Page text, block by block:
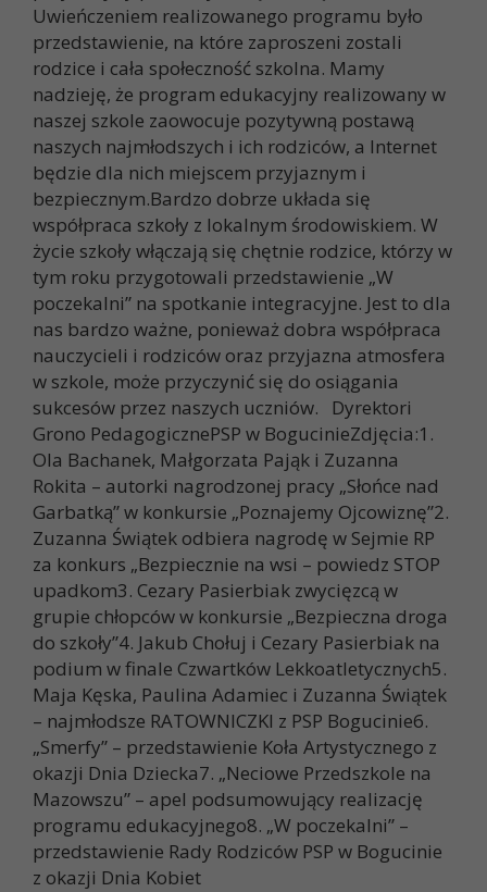
Uwieńczeniem realizowanego programu było
przedstawienie, na które zaproszeni zostali
rodzice i cała społeczność szkolna. Mamy
nadzieję, że program edukacyjny realizowany w
naszej szkole zaowocuje pozytywną postawą
naszych najmłodszych i ich rodziców, a Internet
będzie dla nich miejscem przyjaznym i
bezpiecznym.Bardzo dobrze układa się
współpraca szkoły z lokalnym środowiskiem. W
życie szkoły włączają się chętnie rodzice, którzy w
tym roku przygotowali przedstawienie „W
poczekalni” na spotkanie integracyjne. Jest to dla
nas bardzo ważne, ponieważ dobra współpraca
nauczycieli i rodziców oraz przyjazna atmosfera
w szkole, może przyczynić się do osiągania
sukcesów przez naszych uczniów. Dyrektori
Grono PedagogicznePSP w BogucinieZdjęcia:1.
Ola Bachanek, Małgorzata Pająk i Zuzanna
Rokita – autorki nagrodzonej pracy „Słońce nad
Garbatką” w konkursie „Poznajemy Ojcowiznę”2.
Zuzanna Świątek odbiera nagrodę w Sejmie RP
za konkurs „Bezpiecznie na wsi – powiedz STOP
upadkom3. Cezary Pasierbiak zwycięzcą w
grupie chłopców w konkursie „Bezpieczna droga
do szkoły”4. Jakub Chołuj i Cezary Pasierbiak na
podium w finale Czwartków Lekkoatletycznych5.
Maja Kęska, Paulina Adamiec i Zuzanna Świątek
– najmłodsze RATOWNICZKI z PSP Bogucinie6.
„Smerfy” – przedstawienie Koła Artystycznego z
okazji Dnia Dziecka7. „Neciowe Przedszkole na
Mazowszu” – apel podsumowujący realizację
programu edukacyjnego8. „W poczekalni” –
przedstawienie Rady Rodziców PSP w Bogucinie
z okazji Dnia Kobiet